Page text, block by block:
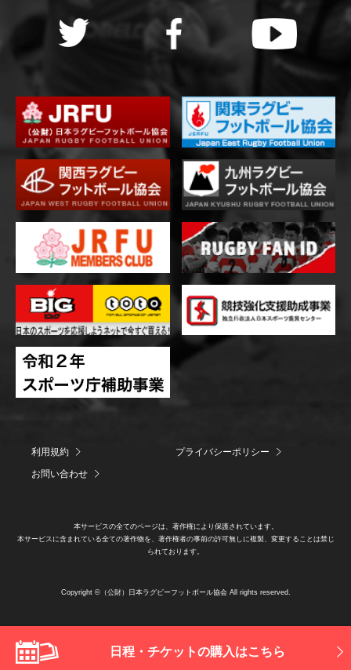
日程・チケットの購入はこちら
利用規約
プライバシーポリシー
お問い合わせ
本サービスの全てのページは、著作権により保護されています。
本サービスに含まれている全ての著作物を、著作権者の事前の許可無しに複製、変更することは禁じ
られております。
Copyright ©（公財）日本ラグビーフットボール協会 All rights reserved.